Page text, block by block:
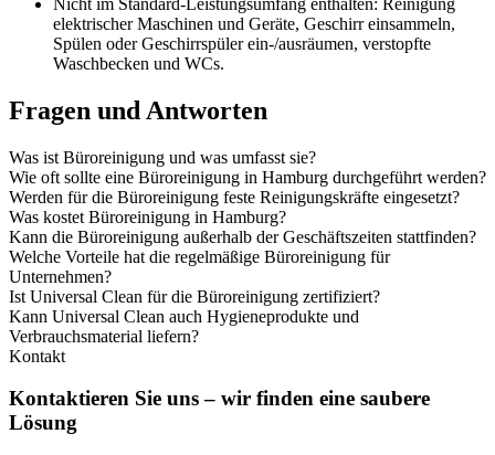
elektrischer Maschinen und Geräte, Geschirr einsammeln,
Spülen oder Geschirrspüler ein-/ausräumen, verstopfte
Waschbecken und WCs.
Fragen und Antworten
Was ist Büroreinigung und was umfasst sie?
Wie oft sollte eine Büroreinigung in Hamburg durchgeführt werden?
Werden für die Büroreinigung feste Reinigungskräfte eingesetzt?
Was kostet Büroreinigung in Hamburg?
Kann die Büroreinigung außerhalb der Geschäftszeiten stattfinden?
Welche Vorteile hat die regelmäßige Büroreinigung für
Unternehmen?
Ist Universal Clean für die Büroreinigung zertifiziert?
Kann Universal Clean auch Hygieneprodukte und
Verbrauchsmaterial liefern?
Kontakt
Kontaktieren Sie uns – wir finden eine saubere
Lösung